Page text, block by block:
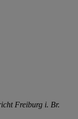
Freiburg i. Br.